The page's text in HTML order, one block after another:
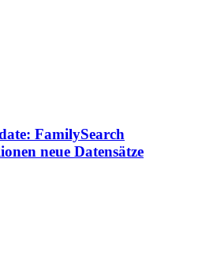
FamilySearch
neue Datensätze